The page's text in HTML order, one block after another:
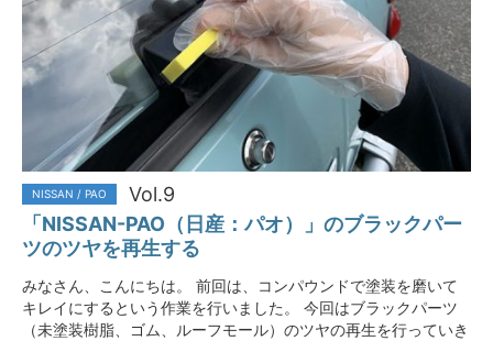
NISSAN / PAO
Vol.9
「NISSAN-PAO（日産：パオ）」のブラックパー
ツのツヤを再生する
みなさん、こんにちは。 前回は、コンパウンドで塗装を磨いて
キレイにするという作業を行いました。 今回はブラックパーツ
（未塗装樹脂、ゴム、ルーフモール）のツヤの再生を行っていき